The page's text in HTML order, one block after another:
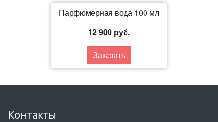
Парфюмерная вода 100 мл
12 900 руб.
Заказать
Контакты